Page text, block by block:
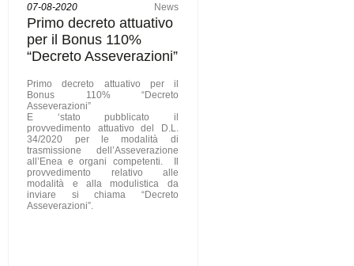
News
07-08-2020
Primo decreto attuativo
per il Bonus 110%
“Decreto Asseverazioni”
Primo decreto attuativo per il
Bonus 110% “Decreto
Asseverazioni”
E ‘stato pubblicato il
provvedimento attuativo del D.L.
34/2020 per le modalità di
trasmissione dell’Asseverazione
all’Enea e organi competenti.
Il
provvedimento relativo alle
modalità e alla modulistica da
inviare si chiama “Decreto
Asseverazioni”.